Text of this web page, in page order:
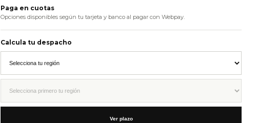
Paga en cuotas
Opciones disponibles según tu tarjeta y banco al pagar con Webpay.
Calcula tu despacho
Ver plazo